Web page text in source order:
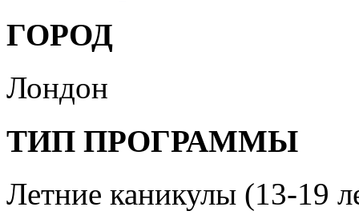
ГОРОД
Лондон
ТИП ПРОГРАММЫ
Летние каникулы (13-19